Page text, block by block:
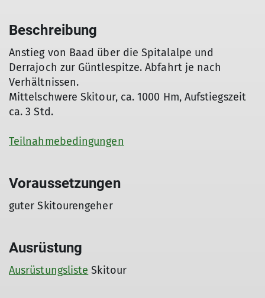
Beschreibung
Anstieg von Baad über die Spitalalpe und
Derrajoch zur Güntlespitze. Abfahrt je nach
Verhältnissen.
Mittelschwere Skitour, ca. 1000 Hm, Aufstiegszeit
ca. 3 Std.
Teilnahmebedingungen
Voraussetzungen
guter Skitourengeher
Ausrüstung
Ausrüstungsliste Skitour